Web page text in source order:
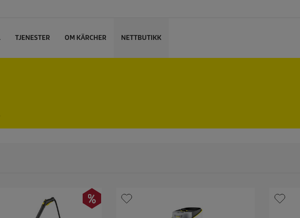
TJENESTER OM KÄRCHER NETTBUTIKK